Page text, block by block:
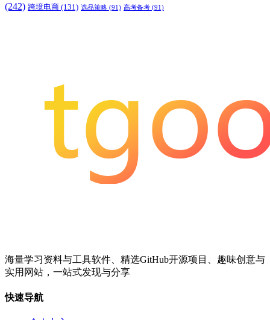
(242) 跨境电商 (131) 选品策略 (91) 高考备考 (91)
海量学习资料与工具软件、精选GitHub开源项目、趣味创意与
实用网站，一站式发现与分享
快速导航